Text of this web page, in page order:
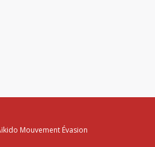
Mouvement Évasion